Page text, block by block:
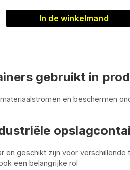
In de winkelmand
gebruikt in
en beschermen
en geschikt zijn voor
een belangrijke rol.